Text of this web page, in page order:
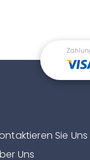
Sie Uns
Uns